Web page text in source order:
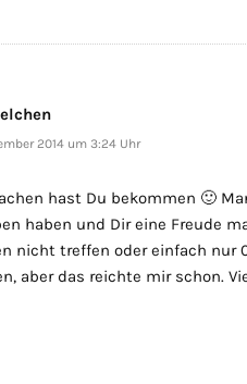
2014 um 3:24 Uhr
hast Du bekommen 🙂
haben und Dir eine Freude
nicht treffen oder einfach nur
aber das reichte mir schon.